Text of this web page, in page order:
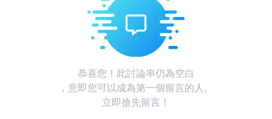
恭喜您！此討論串仍為空白
，意即您可以成為第一個留言的人。
立即搶先留言！